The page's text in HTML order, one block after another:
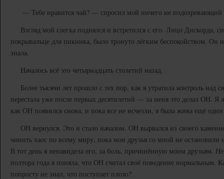
— Тебе нравится чай? — спросил мой ничего не подозревающий
Взгляд мой слегка поднялся и встретился с его. Лицо Дискорда,
покрывальце для пикника, было тронуто лёгким беспокойством. Он
знала.
Началось всё это четырнадцать столетий назад.
Более тысячи лет прошло с тех пор, как я утратила контроль над
перестала уже после первых десятилетий — за меня это делал ОН. Я
как ОН появился снова, и пока все не исчезли, я была жива ещё
ОН вернулся. Это и стало началом. ОН вырвался из своего
чинить хаос по всему миру, пока мои друзья со мной не
В тот день я ненавидела его, за боль, причинённую моим друзьям.
полтора года я поняла, что ОН считал своё поведение нормальным.
попросту не знал, что поступает плохо?